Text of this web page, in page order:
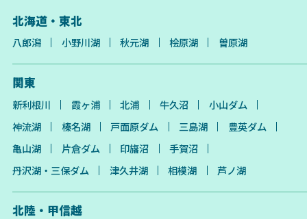
北海道・東北
八郎潟 小野川湖 秋元湖 桧原湖 曽原湖
関東
新利根川 霞ヶ浦 北浦 牛久沼
小山ダム
神流湖
榛名湖 戸面原ダム 三島湖
豊英ダム
亀山湖
片倉ダム 印旛沼
手賀沼
丹沢湖・三保ダム
津久井湖 相模湖 芦ノ湖
北陸・甲信越